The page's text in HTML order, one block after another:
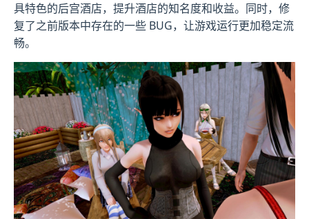
具特色的后宫酒店，提升酒店的知名度和收益。同时，修
复了之前版本中存在的一些 BUG，让游戏运行更加稳定流
畅。